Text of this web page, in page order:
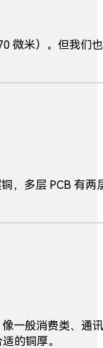
微米）。但我们
，多层 PCB 有
一般消费类、通
的铜厚。